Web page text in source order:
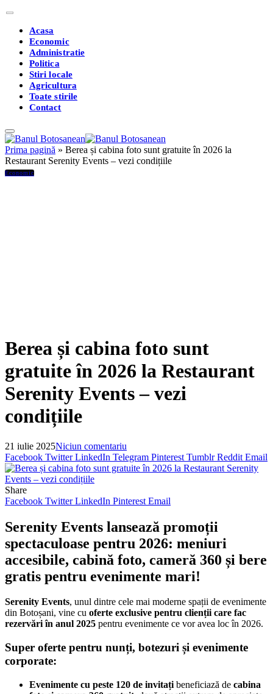
Acasa
Economic
Administratie
Politica
Stiri locale
Agricultura
Toate stirile
Contact
Prima pagină » Berea și cabina foto sunt gratuite în 2026 la
Restaurant Serenity Events – vezi condițiile
Economic
Berea și cabina foto sunt
gratuite în 2026 la Restaurant
Serenity Events – vezi
condițiile
21 iulie 2025Niciun comentariu
Facebook Twitter LinkedIn Telegram Pinterest Tumblr Reddit Email
Share
Facebook Twitter LinkedIn Pinterest Email
Serenity Events lansează promoții
spectaculoase pentru 2026: meniuri
accesibile, cabină foto, cameră 360 și bere
gratis pentru evenimente mari!
Serenity Events, unul dintre cele mai moderne spații de evenimente
din Botoșani, vine cu oferte exclusive pentru clienții care fac
rezervări în anul 2025 pentru evenimente ce vor avea loc în 2026.
Super oferte pentru nunți, botezuri și evenimente
corporate:
Evenimente cu peste 120 de invitați beneficiază de cabina